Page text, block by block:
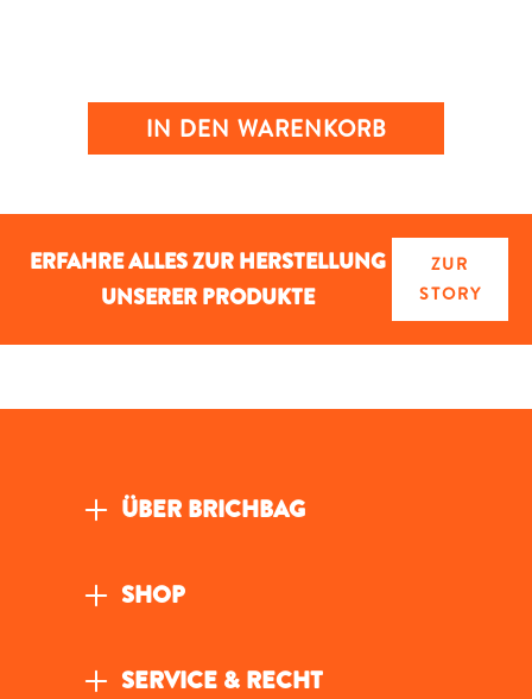
IN DEN WARENKORB
ERFAHRE ALLES ZUR HERSTELLUNG
UNSERER PRODUKTE
ZUR
STORY
ÜBER BRICHBAG
SHOP
SERVICE & RECHT